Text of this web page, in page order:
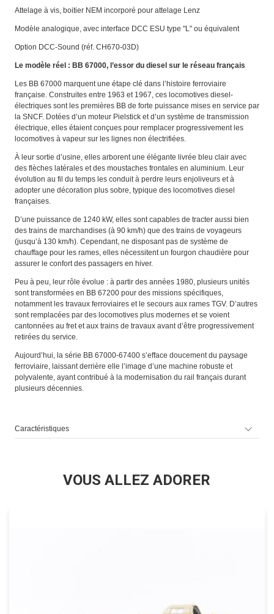
Attelage à vis, boitier NEM incorporé pour attelage Lenz
Modèle analogique, avec interface DCC ESU type "L" ou équivalent
Option DCC-Sound (réf. CH670-03D)
Le modèle réel : BB 67000, l’essor du diesel sur le réseau français
Les BB 67000 marquent une étape clé dans l’histoire ferroviaire
française. Construites entre 1963 et 1967, ces locomotives diesel-
électriques sont les premières BB de forte puissance mises en service par
la SNCF. Dotées d’un moteur Pielstick et d’un système de transmission
électrique, elles étaient conçues pour remplacer progressivement les
locomotives à vapeur sur les lignes non électrifiées.
À leur sortie d’usine, elles arborent une élégante livrée bleu clair avec
des flèches latérales et des moustaches frontales en aluminium. Leur
évolution au fil du temps les conduit à perdre leurs enjoliveurs et à
adopter une décoration plus sobre, typique des locomotives diesel
françaises.
D’une puissance de 1240 kW, elles sont capables de tracter aussi bien
des trains de marchandises (à 90 km/h) que des trains de voyageurs
(jusqu’à 130 km/h). Cependant, ne disposant pas de système de
chauffage pour les rames, elles nécessitent un fourgon chaudière pour
assurer le confort des passagers en hiver.
Peu à peu, leur rôle évolue : à partir des années 1980, plusieurs unités
sont transformées en BB 67200 pour des missions spécifiques,
notamment les travaux ferroviaires et le secours aux rames TGV. D’autres
sont remplacées par des locomotives plus modernes et se voient
cantonnées au fret et aux trains de travaux avant d’être progressivement
retirées du service.
Aujourd’hui, la série BB 67000-67400 s’efface doucement du paysage
ferroviaire, laissant derrière elle l’image d’une machine robuste et
polyvalente, ayant contribué à la modernisation du rail français durant
plusieurs décennies.
Caractéristiques
VOUS ALLEZ ADORER